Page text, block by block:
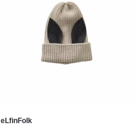
eLfinFolk